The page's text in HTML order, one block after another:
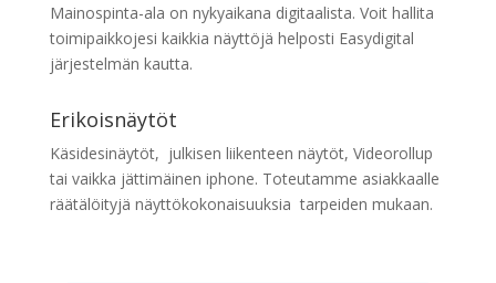
Mainospinta-ala on nykyaikana digitaalista. Voit hallita
toimipaikkojesi kaikkia näyttöjä helposti Easydigital
järjestelmän kautta.
Erikoisnäytöt
Käsidesinäytöt, julkisen liikenteen näytöt, Videorollup
tai vaikka jättimäinen iphone. Toteutamme asiakkaalle
räätälöityjä näyttökokonaisuuksia tarpeiden mukaan.